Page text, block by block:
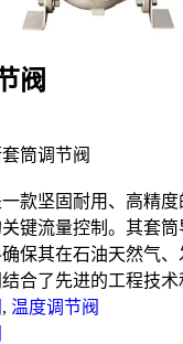
阀
筒调节阀
款坚固耐用、高精
键流量控制。其套
保其在石油天然气
合了先进的工程技术
, 温度调节阀